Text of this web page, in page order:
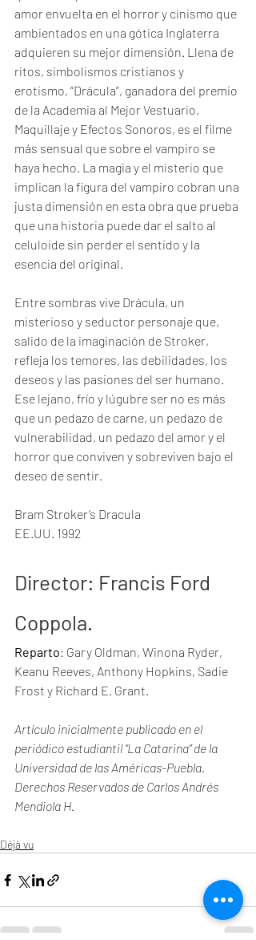
amor envuelta en el horror y cinismo que
ambientados en una gótica Inglaterra
adquieren su mejor dimensión. Llena de
ritos, simbolismos cristianos y
erotismo, “Drácula”, ganadora del premio
de la Academia al Mejor Vestuario,
Maquillaje y Efectos Sonoros, es el filme
más sensual que sobre el vampiro se
haya hecho. La magia y el misterio que
implican la figura del vampiro cobran una
justa dimensión en esta obra que prueba
que una historia puede dar el salto al
celuloide sin perder el sentido y la
esencia del original.
Entre sombras vive Drácula, un
misterioso y seductor personaje que,
salido de la imaginación de Stroker,
refleja los temores, las debilidades, los
deseos y las pasiones del ser humano.
Ese lejano, frío y lúgubre ser no es más
que un pedazo de carne, un pedazo de
vulnerabilidad, un pedazo del amor y el
horror que conviven y sobreviven bajo el
deseo de sentir.
Bram Stroker’s Dracula
EE.UU. 1992
Director: Francis Ford
Coppola.
Reparto: Gary Oldman, Winona Ryder,
Keanu Reeves, Anthony Hopkins, Sadie
Frost y Richard E. Grant.
Artículo inicialmente publicado en el
periódico estudiantil “La Catarina” de la
Universidad de las Américas-Puebla.
Derechos Reservados de Carlos Andrés
Mendiola H.
Déjà vu